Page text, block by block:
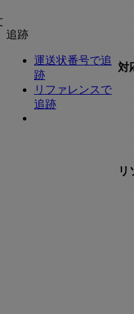
追跡
運送状番号で追
跡
リファレンスで
追跡
対
リ